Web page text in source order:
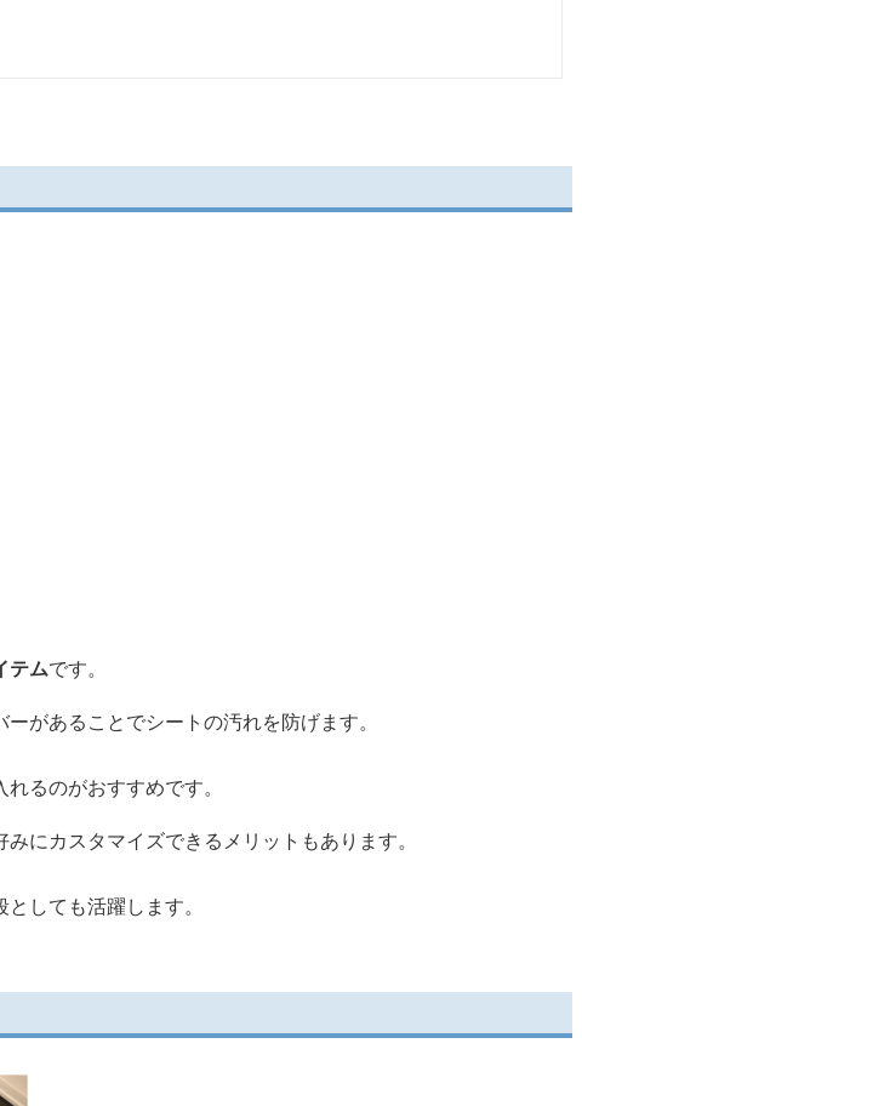
テムです。
があることでシートの汚れを防げます。
るのがおすすめです。
にカスタマイズできるメリットもあります。
しても活躍します。